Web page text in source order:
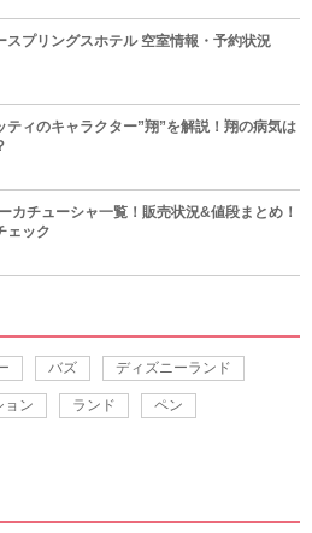
スプリングスホテル 空室情報・予約状況
ティのキャラクター”翔”を解説！翔の病気は
カチューシャ一覧！販売状況&値段まとめ！
ェック
バズ ディズニーランド
ョン ランド ペン